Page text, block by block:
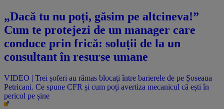
„Dacă tu nu poți, găsim pe altcineva!”
Cum te protejezi de un manager care
conduce prin frică: soluții de la un
consultant în resurse umane
VIDEO | Trei șoferi au rămas blocați între barierele de pe Șoseaua
Petricani. Ce spune CFR și cum poți avertiza mecanicul că ești în
pericol pe șine